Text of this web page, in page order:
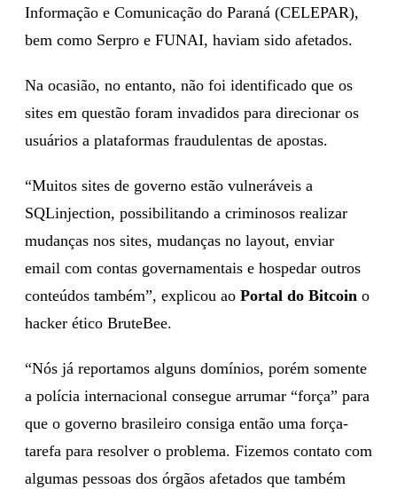
Informação e Comunicação do Paraná (CELEPAR),
bem como Serpro e FUNAI, haviam sido afetados.
Na ocasião, no entanto, não foi identificado que os
sites em questão foram invadidos para direcionar os
usuários a plataformas fraudulentas de apostas.
“Muitos sites de governo estão vulneráveis a
SQLinjection, possibilitando a criminosos realizar
mudanças nos sites, mudanças no layout, enviar
email com contas governamentais e hospedar outros
conteúdos também”, explicou ao Portal do Bitcoin o
hacker ético BruteBee.
“Nós já reportamos alguns domínios, porém somente
a polícia internacional consegue arrumar “força” para
que o governo brasileiro consiga então uma força-
tarefa para resolver o problema. Fizemos contato com
algumas pessoas dos órgãos afetados que também